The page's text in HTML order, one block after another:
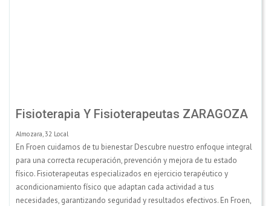
Fisioterapia Y Fisioterapeutas ZARAGOZA
Almozara, 32 Local
En Froen cuidamos de tu bienestar Descubre nuestro enfoque integral
para una correcta recuperación, prevención y mejora de tu estado
físico. Fisioterapeutas especializados en ejercicio terapéutico y
acondicionamiento físico que adaptan cada actividad a tus
necesidades, garantizando seguridad y resultados efectivos. En Froen,